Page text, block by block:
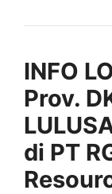
INFO
Prov.
di PT